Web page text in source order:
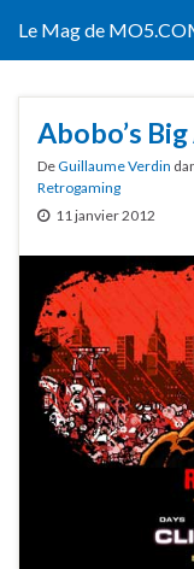
Le Mag de
Abobo’s
DeGuillaume Verdin
Retrogaming
11 janvier 2012